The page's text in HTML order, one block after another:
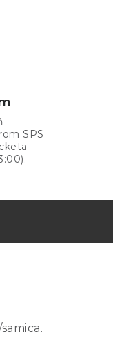
SPS